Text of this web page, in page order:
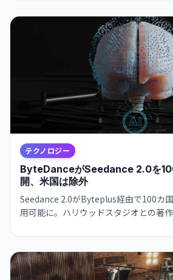
画生成の長さの壁を突破する。
テクノロジー
ByteDanceがSeedance 2.0を
開、米国は除外
Seedance 2.0がByteplus経由で100カ
用可能に。ハリウッドスタジオとの著